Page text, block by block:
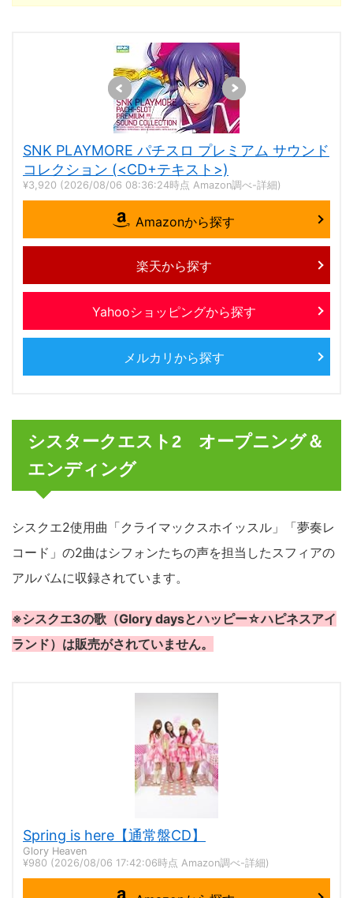
SNK PLAYMORE パチスロ プレミアム サウンド
コレクション (<CD+テキスト>)
¥3,920 (2026/08/06 08:36:24時点 Amazon調べ-詳細)
Amazonから探す
楽天から探す
Yahooショッピングから探す
メルカリから探す
シスタークエスト2 オープニング＆
エンディング
シスクエ2使用曲「クライマックスホイッスル」「夢奏レ
コード」の2曲はシフォンたちの声を担当したスフィアの
アルバムに収録されています。
※シスクエ3の歌（Glory daysとハッピー☆ハピネスアイ
ランド）は販売がされていません。
Spring is here【通常盤CD】
Glory Heaven
¥980 (2026/08/06 17:42:06時点 Amazon調べ-詳細)